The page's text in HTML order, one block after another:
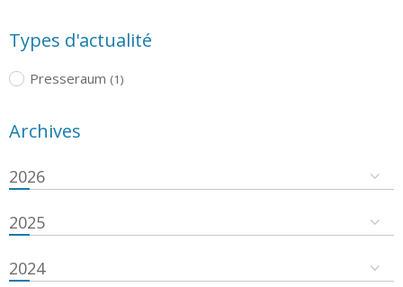
Types d'actualité
Presseraum (1)
Archives
2026
2025
2024